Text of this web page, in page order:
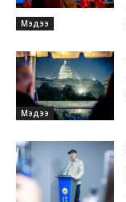
Мэдээ
Мэдээ